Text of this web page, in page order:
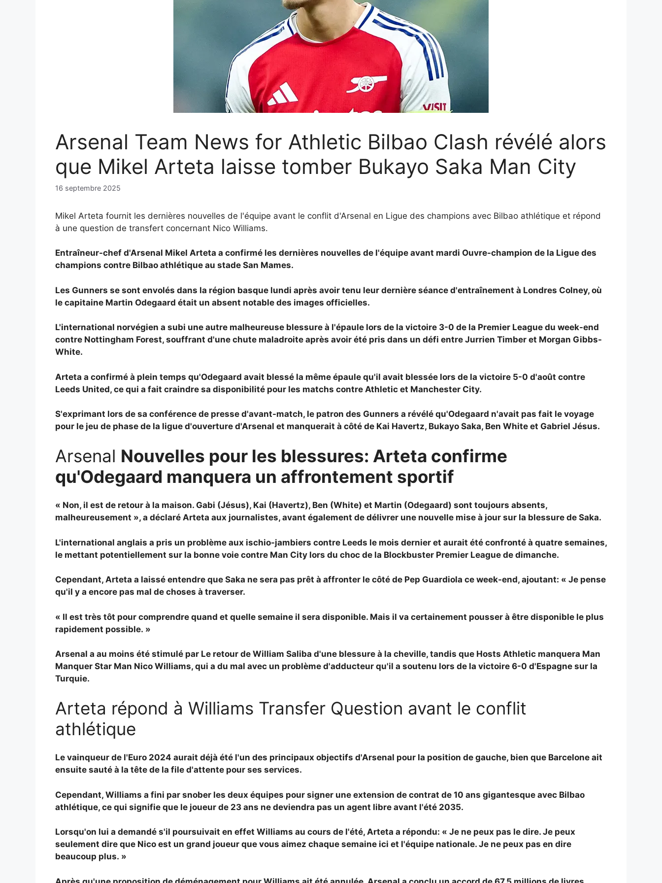
Arsenal Team News for Athletic Bilbao Clash révélé alors
que Mikel Arteta laisse tomber Bukayo Saka Man City
16 septembre 2025
Mikel Arteta fournit les dernières nouvelles de l'équipe avant le conflit d'Arsenal en Ligue des champions avec Bilbao athlétique et répond
à une question de transfert concernant Nico Williams.
Entraîneur-chef d'Arsenal Mikel Arteta a confirmé les dernières nouvelles de l'équipe avant mardi Ouvre-champion de la Ligue des
champions contre Bilbao athlétique au stade San Mames.
Les Gunners se sont envolés dans la région basque lundi après avoir tenu leur dernière séance d'entraînement à Londres Colney, où
le capitaine Martin Odegaard était un absent notable des images officielles.
L'international norvégien a subi une autre malheureuse blessure à l'épaule lors de la victoire 3-0 de la Premier League du week-end
contre Nottingham Forest, souffrant d'une chute maladroite après avoir été pris dans un défi entre Jurrien Timber et Morgan Gibbs-
White.
Arteta a confirmé à plein temps qu'Odegaard avait blessé la même épaule qu'il avait blessée lors de la victoire 5-0 d'août contre
Leeds United, ce qui a fait craindre sa disponibilité pour les matchs contre Athletic et Manchester City.
S'exprimant lors de sa conférence de presse d'avant-match, le patron des Gunners a révélé qu'Odegaard n'avait pas fait le voyage
pour le jeu de phase de la ligue d'ouverture d'Arsenal et manquerait à côté de Kai Havertz, Bukayo Saka, Ben White et Gabriel Jésus.
Arsenal Nouvelles pour les blessures: Arteta confirme
qu'Odegaard manquera un affrontement sportif
« Non, il est de retour à la maison. Gabi (Jésus), Kai (Havertz), Ben (White) et Martin (Odegaard) sont toujours absents,
malheureusement », a déclaré Arteta aux journalistes, avant également de délivrer une nouvelle mise à jour sur la blessure de Saka.
L'international anglais a pris un problème aux ischio-jambiers contre Leeds le mois dernier et aurait été confronté à quatre semaines,
le mettant potentiellement sur la bonne voie contre Man City lors du choc de la Blockbuster Premier League de dimanche.
Cependant, Arteta a laissé entendre que Saka ne sera pas prêt à affronter le côté de Pep Guardiola ce week-end, ajoutant: « Je pense
qu'il y a encore pas mal de choses à traverser.
« Il est très tôt pour comprendre quand et quelle semaine il sera disponible. Mais il va certainement pousser à être disponible le plus
rapidement possible. »
Arsenal a au moins été stimulé par Le retour de William Saliba d'une blessure à la cheville, tandis que Hosts Athletic manquera Man
Manquer Star Man Nico Williams, qui a du mal avec un problème d'adducteur qu'il a soutenu lors de la victoire 6-0 d'Espagne sur la
Turquie.
Arteta répond à Williams Transfer Question avant le conflit
athlétique
Le vainqueur de l'Euro 2024 aurait déjà été l'un des principaux objectifs d'Arsenal pour la position de gauche, bien que Barcelone ait
ensuite sauté à la tête de la file d'attente pour ses services.
Cependant, Williams a fini par snober les deux équipes pour signer une extension de contrat de 10 ans gigantesque avec Bilbao
athlétique, ce qui signifie que le joueur de 23 ans ne deviendra pas un agent libre avant l'été 2035.
Lorsqu'on lui a demandé s'il poursuivait en effet Williams au cours de l'été, Arteta a répondu: « Je ne peux pas le dire. Je peux
seulement dire que Nico est un grand joueur que vous aimez chaque semaine ici et l'équipe nationale. Je ne peux pas en dire
beaucoup plus. »